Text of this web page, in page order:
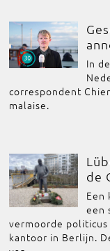
In
correspondent
malaise.
de
Een
een
vermoorde politicus
kantoor in Berlijn.